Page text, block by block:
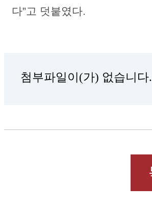
다”고 덧붙였다.
첨부파일이(가) 없습니다.